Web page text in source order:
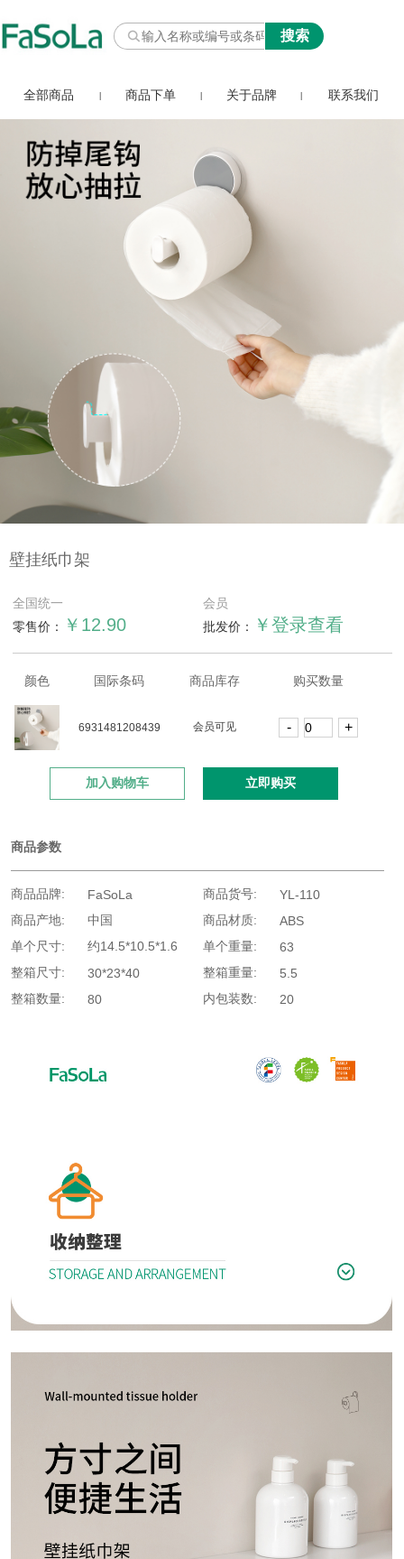
全部商品 商品下单 关于品牌 联系我们
壁挂纸巾架
全国统一
会员
零售价：
￥12.90 批发价： ￥登录查看
颜色 国际条码 商品库存 购买数量
6931481208439 会员可见
商品参数
商品品牌: FaSoLa 商品货号:
YL-110
商品产地:
中国 商品材质:
ABS
单个尺寸:
约14.5*10.5*1.6 单个重量:
63
整箱尺寸:
30*23*40 整箱重量:
5.5
整箱数量:
80 内包装数: 20